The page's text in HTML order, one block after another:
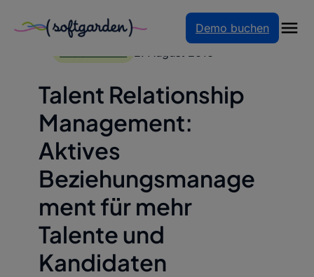
Zum
Demo buchen
Talent Relationship
Management:
Aktives
Beziehungsmanage
ment für mehr
Talente und
Kandidaten